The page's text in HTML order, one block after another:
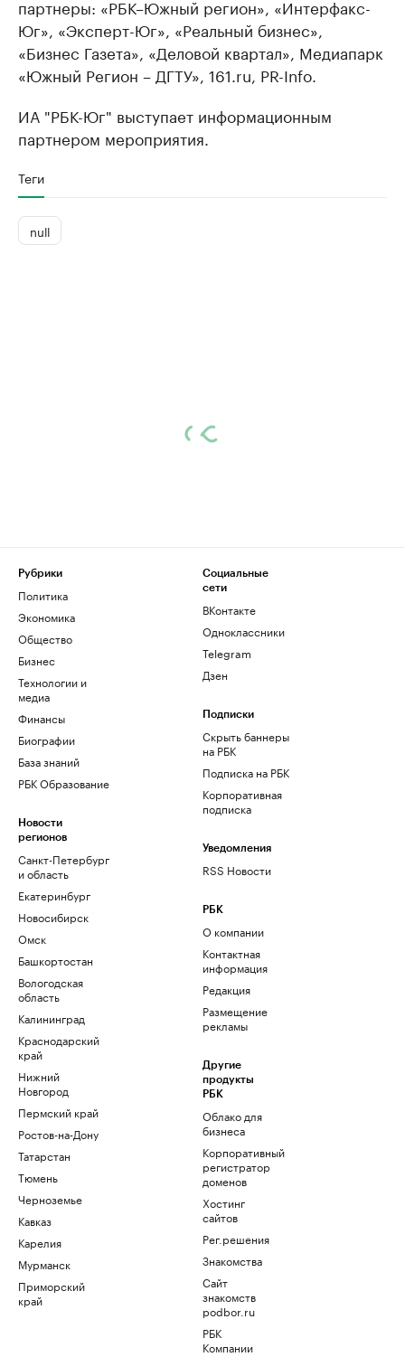
партнеры: «РБК–Южный регион», «Интерфакс-
Юг», «Эксперт-Юг», «Реальный бизнес»,
«Бизнес Газета», «Деловой квартал», Медиапарк
«Южный Регион – ДГТУ», 161.ru, PR-Info.
ИА "РБК-Юг" выступает информационным
партнером мероприятия.
Теги
null
Рубрики
Политика
Экономика
Общество
Бизнес
Технологии и
медиа
Финансы
Биографии
База знаний
РБК Образование
Новости
регионов
Санкт-Петербург
и область
Екатеринбург
Новосибирск
Омск
Башкортостан
Вологодская
область
Калининград
Краснодарский
край
Нижний
Новгород
Пермский край
Ростов-на-Дону
Татарстан
Тюмень
Черноземье
Кавказ
Карелия
Мурманск
Приморский
край
Социальные
сети
ВКонтакте
Одноклассники
Telegram
Дзен
Подписки
Скрыть баннеры
на РБК
Подписка на РБК
Корпоративная
подписка
Уведомления
RSS Новости
РБК
О компании
Контактная
информация
Редакция
Размещение
рекламы
Другие
продукты
РБК
Облако для
бизнеса
Корпоративный
регистратор
доменов
Хостинг
сайтов
Рег.решения
Знакомства
Сайт
знакомств
podbor.ru
РБК
Компании